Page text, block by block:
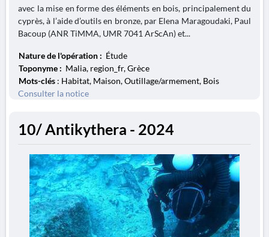
avec la mise en forme des éléments en bois, principalement du
cyprès, à l’aide d’outils en bronze, par Elena Maragoudaki, Paul
Bacoup (ANR TiMMA, UMR 7041 ArScAn) et...
Nature de l'opération : Étude
Toponyme : Malia, region_fr, Grèce
Mots-clés : Habitat, Maison, Outillage/armement, Bois
Consulter la notice
10/ Antikythera - 2024